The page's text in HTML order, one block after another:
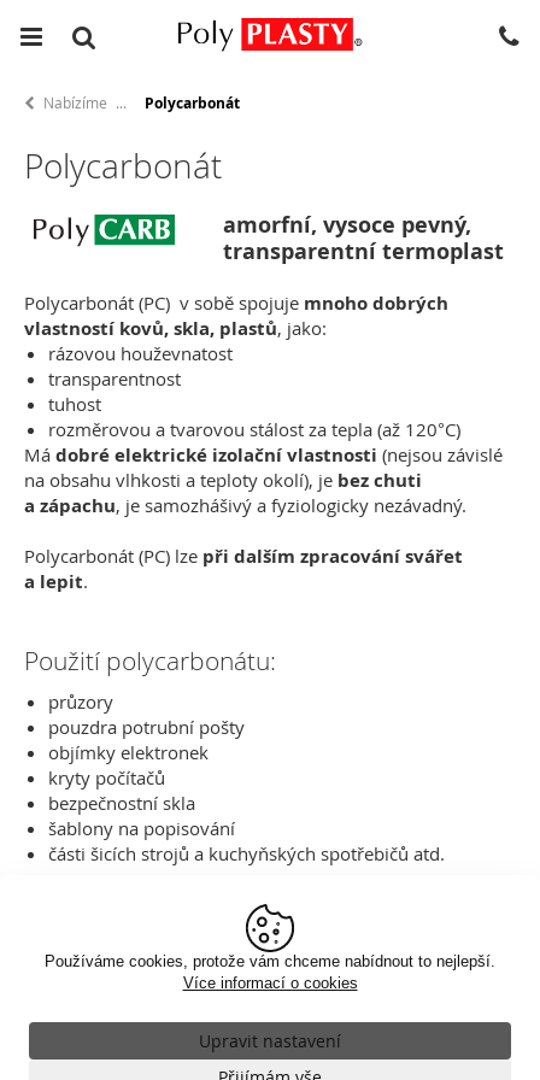
Nabízíme Polycarbonát
Polycarbonát
amorfní, vysoce pevný,
transparentní termoplast
Polycarbonát (PC) v sobě spojuje mnoho dobrých
vlastností kovů, skla, plastů, jako:
rázovou houževnatost
transparentnost
tuhost
rozměrovou a tvarovou stálost za tepla (až 120°C)
Má dobré elektrické izolační vlastnosti (nejsou závislé
na obsahu vlhkosti a teploty okolí), je bez chuti
a zápachu, je samozhášivý a fyziologicky nezávadný.
Polycarbonát (PC) lze při dalším zpracování svářet
a lepit.
Použití polycarbonátu:
průzory
pouzdra potrubní pošty
objímky elektronek
kryty počítačů
bezpečnostní skla
šablony na popisování
části šicích strojů a kuchyňských spotřebičů atd.
Klasické zobrazení
Používáme cookies, protože vám chceme nabídnout to nejlepší.
Více informací o cookies
Upravit nastavení